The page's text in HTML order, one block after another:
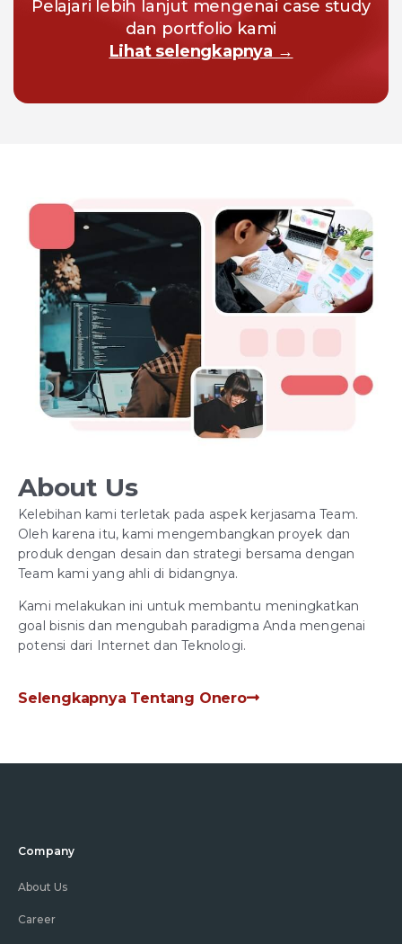
Pelajari lebih lanjut mengenai case study
dan portfolio kami
Lihat selengkapnya →
About Us
Kelebihan kami terletak pada aspek kerjasama Team.
Oleh karena itu, kami mengembangkan proyek dan
produk dengan desain dan strategi bersama dengan
Team kami yang ahli di bidangnya.
Kami melakukan ini untuk membantu meningkatkan
goal bisnis dan mengubah paradigma Anda mengenai
potensi dari Internet dan Teknologi.
Selengkapnya Tentang Onero
Company
About Us
Career